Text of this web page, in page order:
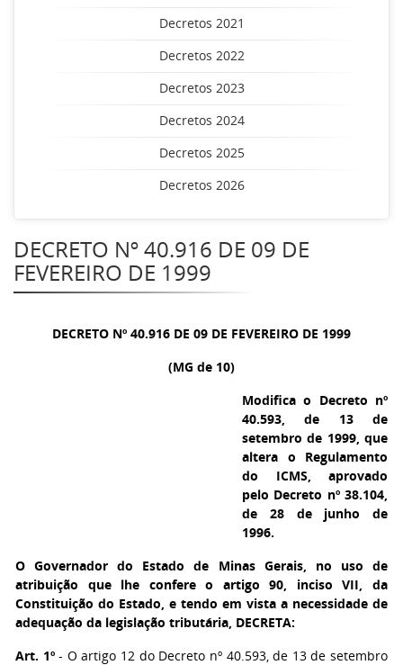
Decretos 2021
Decretos 2022
Decretos 2023
Decretos 2024
Decretos 2025
Decretos 2026
DECRETO Nº 40.916 DE 09 DE
FEVEREIRO DE 1999
DECRETO Nº 40.916 DE 09 DE FEVEREIRO DE 1999
(MG de 10)
Modifica o Decreto nº
40.593, de 13 de
setembro de 1999, que
altera o Regulamento
do ICMS, aprovado
pelo Decreto nº 38.104,
de 28 de junho de
1996.
O Governador do Estado de Minas Gerais, no uso de
atribuição que lhe confere o artigo 90, inciso VII, da
Constituição do Estado, e tendo em vista a necessidade de
adequação da legislação tributária, DECRETA:
Art. 1º- O artigo 12 do Decreto nº 40.593, de 13 de setembro